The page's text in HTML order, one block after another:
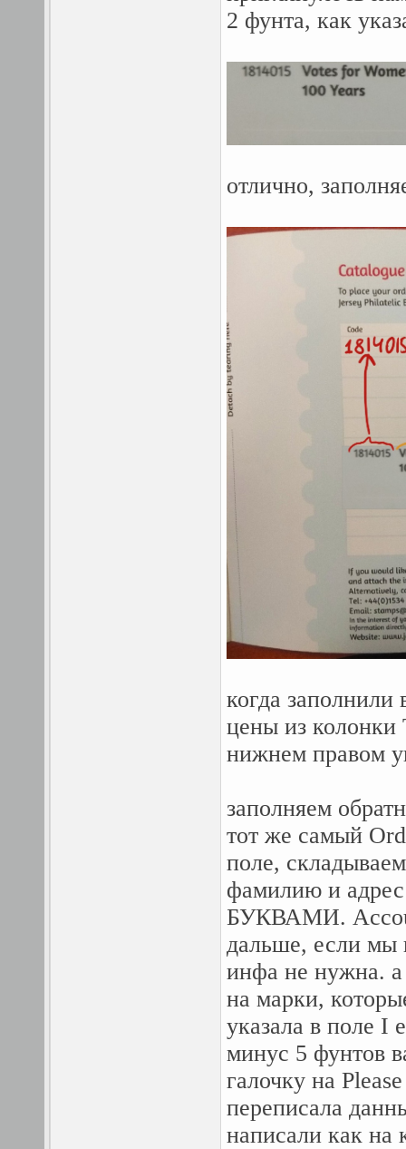
2 фунта, как
отлично,
когда заполнили
цены из
нижнем правом
заполняем
тот же самый
поле,
фамилию и
БУКВАМИ.
дальше, если мы
инфа не нужна. а
на марки,
указала в поле I
минус 5 фунтов
галочку на
переписала
написали как на